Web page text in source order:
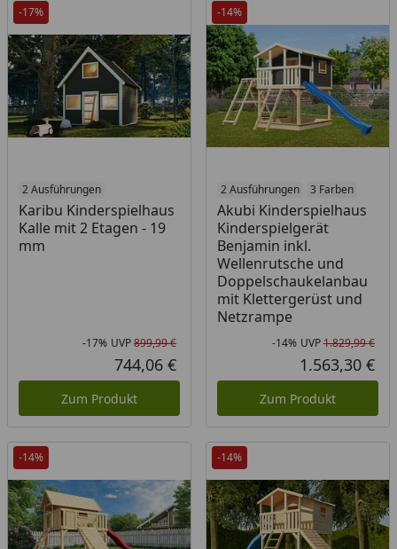
-17%
2 Ausführungen
Karibu Kinderspielhaus
Kalle mit 2 Etagen - 19
mm
Rabatt in Prozent
-17%
Ursprünglicher Preis
UVP899,99 €
Aktueller Preis
744,06 €
Zum Produkt
-14%
2 Ausführungen 3 Farben
Akubi Kinderspielhaus
Kinderspielgerät
Benjamin inkl.
Wellenrutsche und
Doppelschaukelanbau
mit Klettergerüst und
Netzrampe
-14% UVP1.829,99 €
1.563,30 €
Zum Produkt
-14% -14%